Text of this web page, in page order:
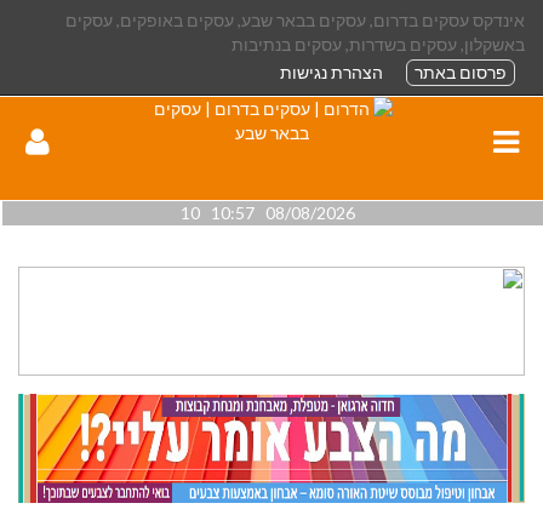
אינדקס עסקים בדרום, עסקים בבאר שבע, עסקים באופקים, עסקים
באשקלון, עסקים בשדרות, עסקים בנתיבות
פרסום באתר
הצהרת נגישות
08/08/2026 10:57 10